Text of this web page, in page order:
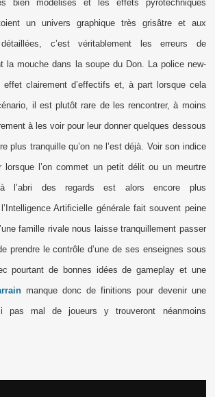
bien modélisés et les effets pyrotechniques
un univers graphique très grisâtre et aux
c’est véritablement les erreurs de
la mouche dans la soupe du Don. La police new-
effet clairement d’effectifs et, à part lorsque cela
il est plutôt rare de les rencontrer, à moins
à les voir pour leur donner quelques dessous
plus tranquille qu’on ne l’est déjà. Voir son indice
lorsque l’on commet un petit délit ou un meurtre
l’abri des regards est alors encore plus
Artificielle générale fait souvent peine
famille rivale nous laisse tranquillement passer
prendre le contrôle d’une de ses enseignes sous
pourtant de bonnes idées de gameplay et une
manque donc de finitions pour devenir une
pas mal de joueurs y trouveront néanmoins